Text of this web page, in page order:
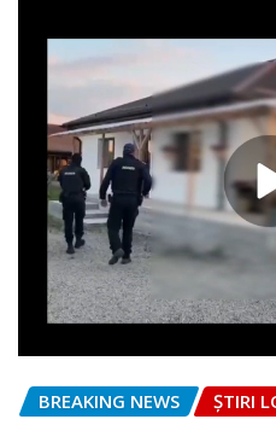
BREAKING NEWS ȘTIRI